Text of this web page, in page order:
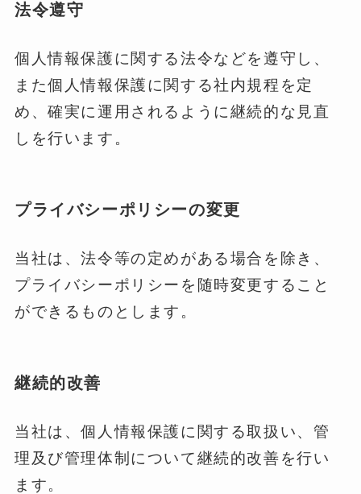
法令遵守
個人情報保護に関する法令などを遵守し、
また個人情報保護に関する社内規程を定
め、確実に運用されるように継続的な見直
しを行います。
プライバシーポリシーの変更
当社は、法令等の定めがある場合を除き、
プライバシーポリシーを随時変更すること
ができるものとします。
継続的改善
当社は、個人情報保護に関する取扱い、管
理及び管理体制について継続的改善を行い
ます。